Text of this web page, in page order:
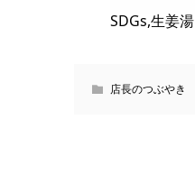
SDGs,生姜湯
店長のつぶやき